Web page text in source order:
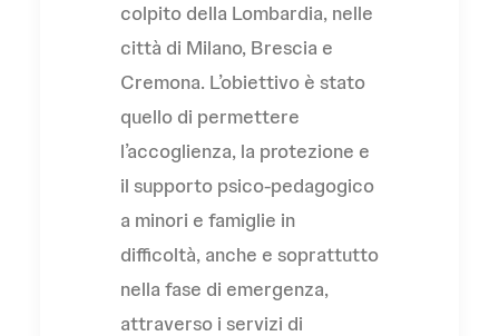
colpito della Lombardia, nelle
città di Milano, Brescia e
Cremona. L’obiettivo è stato
quello di permettere
l’accoglienza, la protezione e
il supporto psico-pedagogico
a minori e famiglie in
difficoltà, anche e soprattutto
nella fase di emergenza,
attraverso i servizi di